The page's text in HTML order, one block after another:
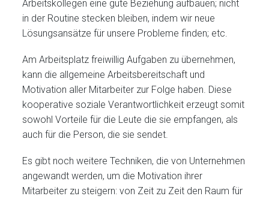
Arbeitskollegen eine gute Beziehung aufbauen; nicht
in der Routine stecken bleiben, indem wir neue
Lösungsansätze für unsere Probleme finden; etc.
Am Arbeitsplatz freiwillig Aufgaben zu übernehmen,
kann die allgemeine Arbeitsbereitschaft und
Motivation aller Mitarbeiter zur Folge haben. Diese
kooperative soziale Verantwortlichkeit erzeugt somit
sowohl Vorteile für die Leute die sie empfangen, als
auch für die Person, die sie sendet.
Es gibt noch weitere Techniken, die von Unternehmen
angewandt werden, um die Motivation ihrer
Mitarbeiter zu steigern: von Zeit zu Zeit den Raum für